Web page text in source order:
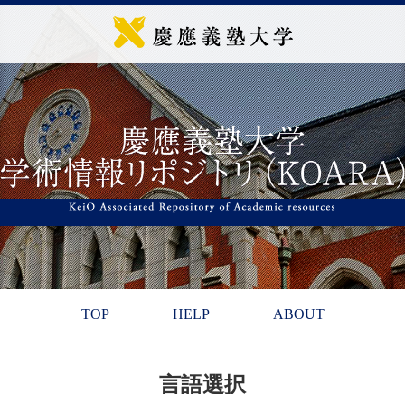
TOP HELP ABOUT
言語選択